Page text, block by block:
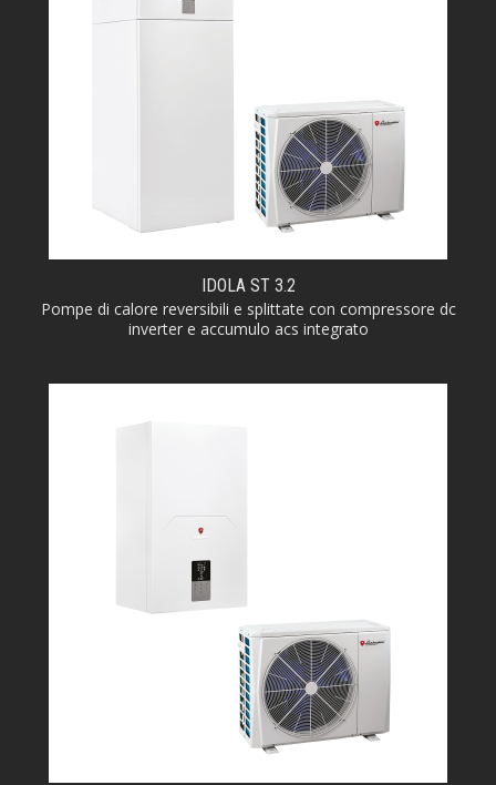
IDOLA ST 3.2
Pompe di calore reversibili e splittate con compressore dc
inverter e accumulo acs integrato